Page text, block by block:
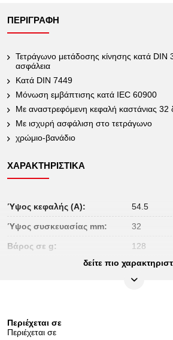
ΠΕΡΙΓΡΑΦΉ
Τετράγωνο μετάδοσης κίνησης κατά DIN
ασφάλεια
Κατά DIN 7449
Μόνωση εμβάπτισης κατά IEC 60900
Με αναστρεφόμενη κεφαλή καστάνιας 32
Με ισχυρή ασφάλιση στο τετράγωνο
χρώμιο-βανάδιο
ΧΑΡΑΚΤΗΡΙΣΤΙΚΆ
Ύψος κεφαλής (A): 54.5
Ύψος συσκευασίας mm: 32
Βάρος σε g: 128
32
Περιεχόμενο συσκευασίας:
δείτε πιο
Περιέχεται σε
Περιέχεται σε